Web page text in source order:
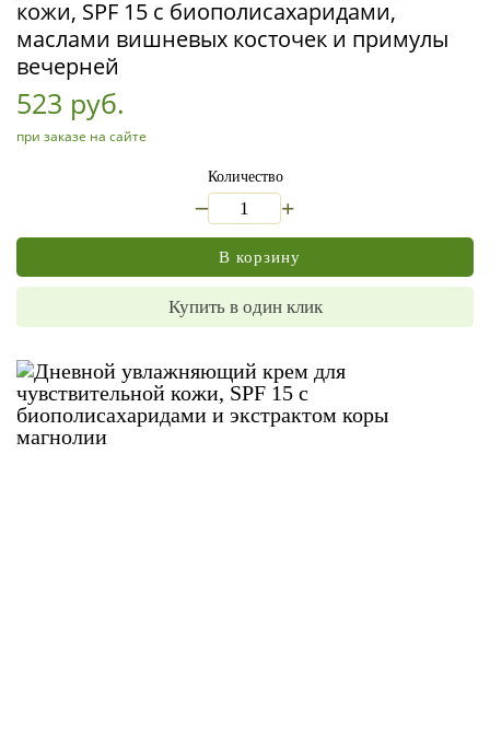
кожи, SPF 15 с биополисахаридами,
маслами вишневых косточек и примулы
вечерней
523 руб.
при заказе на сайте
Количество
+
В корзину
Купить в один клик